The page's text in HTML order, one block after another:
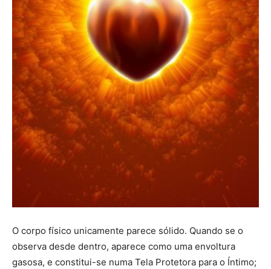
O corpo físico unicamente parece sólido. Quando se o
observa desde dentro, aparece como uma envoltura
gasosa, e constitui-se numa Tela Protetora para o Íntimo;